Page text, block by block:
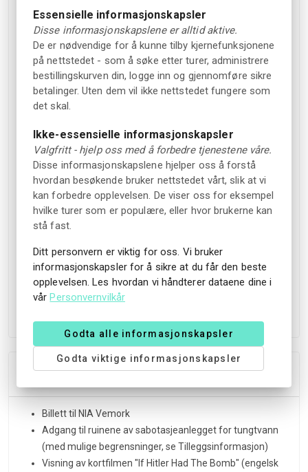
I tråd med nasjonalt regelverk tillates hunder og andre
pelsdyr ikke inne i museets bygg, med unntak av
førerhunder. Hvis du planlegger å reise med hund, kontakt
resepsjonen før ankomst, så kan de informere om
mulighetene dine.
warrant special considerations. If access is limited, staff
will inform you upon arrival.
Museet strever mot å sikre universell utforming, men
byggets alder og tekniske forhold kan til tider skape
vanskeligheter for gjester med mobilitetsutfordringer.
Kontakt resepsjonspersonalet om du har spesielle behov
eller spørsmål rundt dette.
Tilgang til ruinene og filmvisning kan til tider være
begrenset av tekniske eller brannsikkerhetsforhold.
Inkluderer
Billett til NIA Vemork
Adgang til ruinene av sabotasjeanlegget for tungtvann
(med mulige begrensninger, se Tilleggsinformasjon)
Visning av kortfilmen "If Hitler Had The Bomb" (engelsk
Essensielle informasjonskapsler
Disse informasjonskapslene er alltid aktive.
De er nødvendige for å kunne tilby kjernefunksjonene
på nettstedet - som å søke etter turer, administrere
bestillingskurven din, logge inn og gjennomføre sikre
betalinger. Uten dem vil ikke nettstedet fungere som
det skal.
Ikke-essensielle informasjonskapsler
Valgfritt - hjelp oss med å forbedre tjenestene våre.
Disse informasjonskapslene hjelper oss å forstå
hvordan besøkende bruker nettstedet vårt, slik at vi
kan forbedre opplevelsen. De viser oss for eksempel
hvilke turer som er populære, eller hvor brukerne kan
stå fast.
Ditt personvern er viktig for oss. Vi bruker
informasjonskapsler for å sikre at du får den beste
opplevelsen. Les hvordan vi håndterer dataene dine i
vårPersonvernvilkår
Godta alle informasjonskapsler
Godta viktige informasjonskapsler